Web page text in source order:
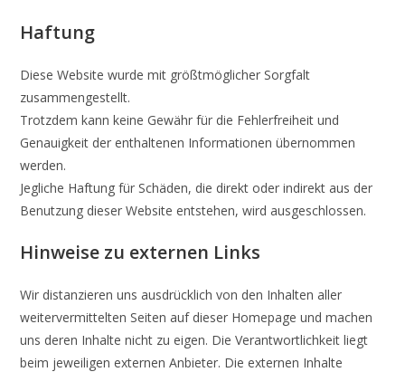
Haftung
Diese Website wurde mit größtmöglicher Sorgfalt
zusammengestellt.
Trotzdem kann keine Gewähr für die Fehlerfreiheit und
Genauigkeit der enthaltenen Informationen übernommen
werden.
Jegliche Haftung für Schäden, die direkt oder indirekt aus der
Benutzung dieser Website entstehen, wird ausgeschlossen.
Hinweise zu externen Links
Wir distanzieren uns ausdrücklich von den Inhalten aller
weitervermittelten Seiten auf dieser Homepage und machen
uns deren Inhalte nicht zu eigen. Die Verantwortlichkeit liegt
beim jeweiligen externen Anbieter. Die externen Inhalte